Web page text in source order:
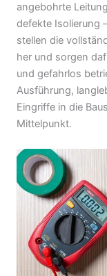
angebohrte
defekte Isolierung
stellen die
her und sorgen
und gefahrlos
Ausführung,
Eingriffe in die
Mittelpunkt.